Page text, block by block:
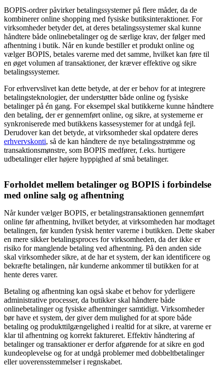
BOPIS-ordrer påvirker betalingssystemer på flere måder, da de
kombinerer online shopping med fysiske butiksinteraktioner. For
virksomheder betyder det, at deres betalingssystemer skal kunne
håndtere både onlinebetalinger og de særlige krav, der følger med
afhentning i butik. Når en kunde bestiller et produkt online og
vælger BOPIS, betales varerne med det samme, hvilket kan føre til
en øget volumen af transaktioner, der kræver effektive og sikre
betalingssystemer.
For erhvervslivet kan dette betyde, at der er behov for at integrere
betalingsteknologier, der understøtter både online og fysiske
betalinger på én gang. For eksempel skal butikkerne kunne håndtere
den betaling, der er gennemført online, og sikre, at systemerne er
synkroniserede med butikkens kassesystemer for at undgå fejl.
Derudover kan det betyde, at virksomheder skal opdatere deres
erhvervskonti, så de kan håndtere de nye betalingsstrømme og
transaktionsmønstre, som BOPIS medfører, f.eks. hurtigere
udbetalinger eller højere hyppighed af små betalinger.
Forholdet mellem betalinger og BOPIS i forbindelse
med online salg og afhentning
Når kunder vælger BOPIS, er betalingstransaktionen gennemført
online før afhentning, hvilket betyder, at virksomheden har modtaget
betalingen, før kunden fysisk henter varerne i butikken. Dette skaber
en mere sikker betalingsproces for virksomheden, da der ikke er
risiko for manglende betaling ved afhentning. På den anden side
skal virksomheder sikre, at de har et system, der kan identificere og
bekræfte betalingen, når kunderne ankommer til butikken for at
hente deres varer.
Betaling og afhentning kan også skabe et behov for yderligere
administrative processer, da butikker skal håndtere både
onlinebetalinger og fysiske afhentninger samtidigt. Virksomheder
bør have et system, der giver dem mulighed for at spore både
betaling og produkttilgængelighed i realtid for at sikre, at varerne er
klar til afhentning og korrekt faktureret. Effektiv håndtering af
betalinger og transaktioner er derfor afgørende for at sikre en god
kundeoplevelse og for at undgå problemer med dobbeltbetalinger
eller uoverensstemmelser i regnskabet.